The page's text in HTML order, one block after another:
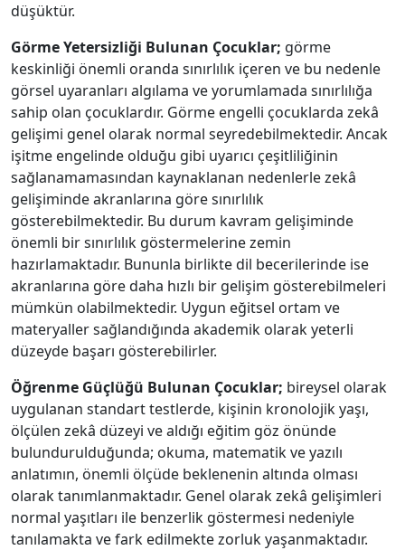
düşüktür.
Görme Yetersizliği Bulunan Çocuklar; görme
keskinliği önemli oranda sınırlılık içeren ve bu nedenle
görsel uyaranları algılama ve yorumlamada sınırlılığa
sahip olan çocuklardır. Görme engelli çocuklarda zekâ
gelişimi genel olarak normal seyredebilmektedir. Ancak
işitme engelinde olduğu gibi uyarıcı çeşitliliğinin
sağlanamamasından kaynaklanan nedenlerle zekâ
gelişiminde akranlarına göre sınırlılık
gösterebilmektedir. Bu durum kavram gelişiminde
önemli bir sınırlılık göstermelerine zemin
hazırlamaktadır. Bununla birlikte dil becerilerinde ise
akranlarına göre daha hızlı bir gelişim gösterebilmeleri
mümkün olabilmektedir. Uygun eğitsel ortam ve
materyaller sağlandığında akademik olarak yeterli
düzeyde başarı gösterebilirler.
Öğrenme Güçlüğü Bulunan Çocuklar; bireysel olarak
uygulanan standart testlerde, kişinin kronolojik yaşı,
ölçülen zekâ düzeyi ve aldığı eğitim göz önünde
bulundurulduğunda; okuma, matematik ve yazılı
anlatımın, önemli ölçüde beklenenin altında olması
olarak tanımlanmaktadır. Genel olarak zekâ gelişimleri
normal yaşıtları ile benzerlik göstermesi nedeniyle
tanılamakta ve fark edilmekte zorluk yaşanmaktadır.